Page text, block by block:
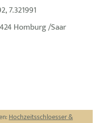
7.321991
Homburg /Saar
Hochzeitsschloesser &